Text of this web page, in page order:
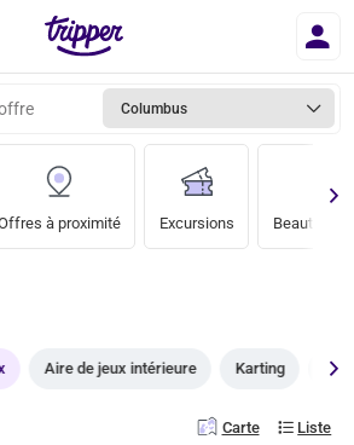
Columbus
à proximité Excursions Beauté &
Aire de jeux intérieure Karting
Carte Liste